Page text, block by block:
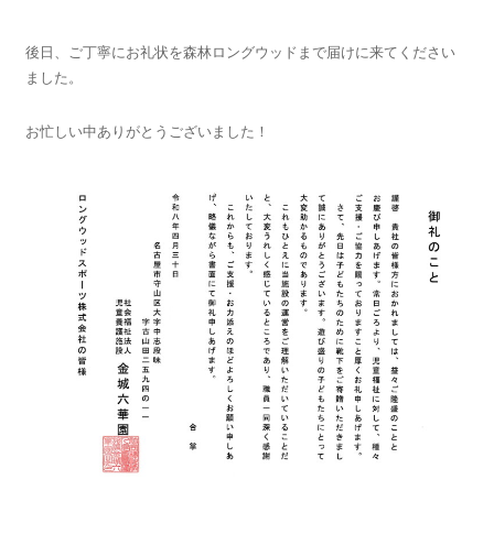
後日、ご丁寧にお礼状を森林ロングウッドまで届けに来てください
ました。
お忙しい中ありがとうございました！